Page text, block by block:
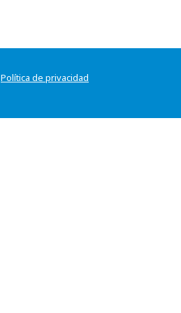
Política de privacidad